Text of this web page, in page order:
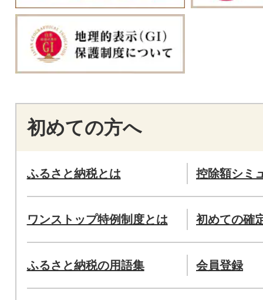
初めての方へ
ふるさと納税とは 控除額シミ
ワンストップ特例制度とは 初めての確
ふるさと納税の用語集 会員登録